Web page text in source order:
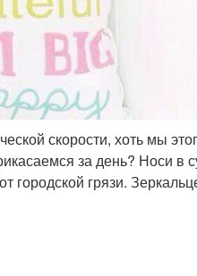
скорости, хоть мы
за день? Носи в
городской грязи.